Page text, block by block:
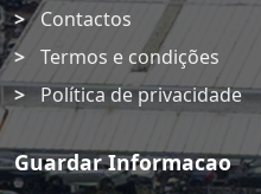
Contactos
Termos e condições
Política de privacidade
Guardar Informacao